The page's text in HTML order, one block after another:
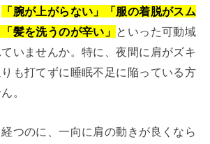
「腕が上がらない」「服の着脱がスム
髪を洗うのが辛い」 といった可動域
いませんか。特に、夜間に肩がズキ
も打てずに睡眠不足に陥っている方
。
経つのに、一向に肩の動きが良くなら